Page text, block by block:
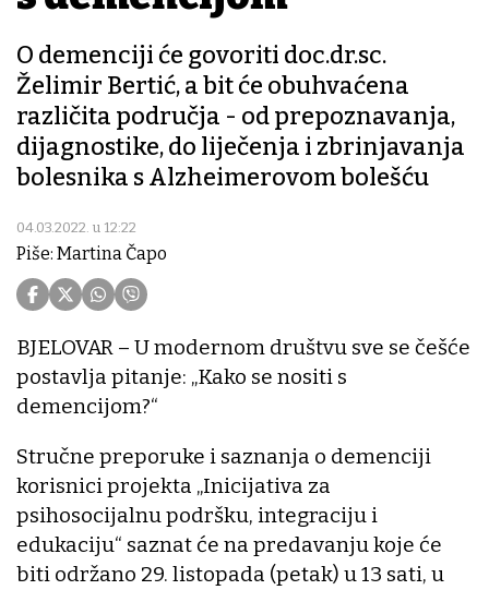
O demenciji će govoriti doc.dr.sc.
Želimir Bertić, a bit će obuhvaćena
različita područja - od prepoznavanja,
dijagnostike, do liječenja i zbrinjavanja
bolesnika s Alzheimerovom bolešću
04.03.2022. u 12:22
Piše: Martina Čapo
BJELOVAR – U modernom društvu sve se češće
postavlja pitanje: „Kako se nositi s
demencijom?“
Stručne preporuke i saznanja o demenciji
korisnici projekta „Inicijativa za
psihosocijalnu podršku, integraciju i
edukaciju“ saznat će na predavanju koje će
biti održano 29. listopada (petak) u 13 sati, u